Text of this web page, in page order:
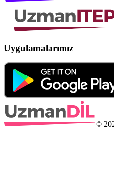
Uygulamalarımız
©